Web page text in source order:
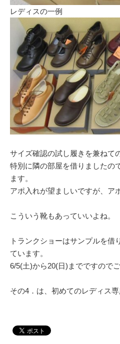
レディスの一例
サイズ確認の試し履きを兼ねて
特別に隣の部屋を借りましたの
ます。
アポ入れが望ましいですが、ア
こういう靴もあっていいよね。
トランクショーはサンプルを借
ています。
6/5(土)から20(日)までですので
その4．は、初めてのレディス専